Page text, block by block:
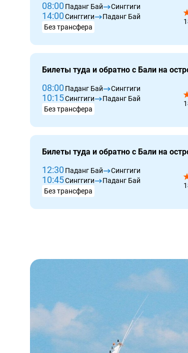
08:00 Паданг Бай Синггиги
14:00Синггиги
Паданг Бай
Без трансфера
Билеты туда и обратно с Бали на
08:00 Паданг Бай Синггиги
10:15Синггиги
Паданг Бай
Без трансфера
Билеты туда и обратно с Бали на
12:30 Паданг Бай Синггиги
10:45Синггиги
Паданг Бай
Без трансфера